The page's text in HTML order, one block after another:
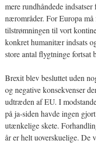
mere rundhåndede
nærområder. For Europa
tilstrømningen til vort
konkret humanitær indsats
store antal flygtninge fortsat
Brexit blev besluttet uden
og negative konsekvenser
udtræden af EU. I
på ja-siden havde ingen
utænkelige skete.
år er helt uoverskuelige. De